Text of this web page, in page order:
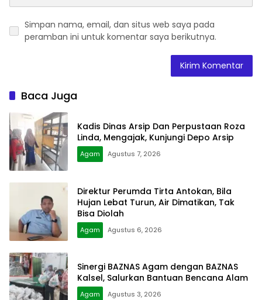
Simpan nama, email, dan situs web saya pada
peramban ini untuk komentar saya berikutnya.
Baca Juga
Kadis Dinas Arsip Dan Perpustaan Roza
Linda, Mengajak, Kunjungi Depo Arsip
Agam Agustus 7, 2026
Direktur Perumda Tirta Antokan, Bila
Hujan Lebat Turun, Air Dimatikan, Tak
Bisa Diolah
Agam Agustus 6, 2026
Sinergi BAZNAS Agam dengan BAZNAS
Kalsel, Salurkan Bantuan Bencana Alam
Agam Agustus 3, 2026